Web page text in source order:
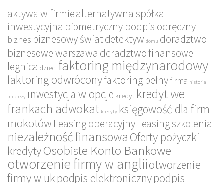
aktywa w firmiealternatywna spółka
inwestycyjna biometryczny podpis odręczny
biznes biznesowy światdetektyw domu doradztwo
biznesowe warszawa doradztwo finansowe
legnica dzieci faktoring międzynarodowy
faktoring odwróconyfaktoring pełnyfirma historia
imprezy inwestycja w opcje kredyt kredyt we
frankach adwokat kredyty księgowość dla firm
mokotówLeasing operacyjnyLeasing szkolenia
niezależność finansowa Oferty pożyczki
kredytyOsobiste Konto Bankowe
otworzenie firmy w anglii otworzenie
firmy w uk podpis elektronicznypodpis